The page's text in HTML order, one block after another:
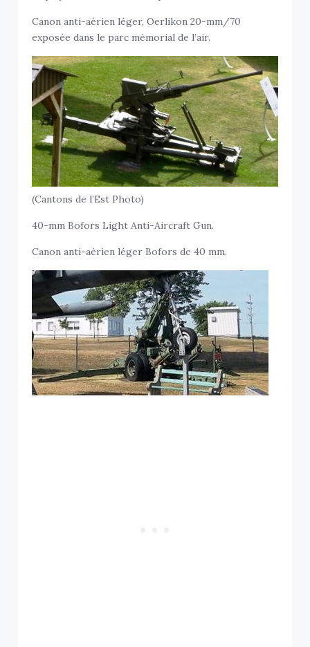
Canon anti-aérien léger, Oerlikon 20-mm/70
exposée dans le parc mémorial de l’air.
(Cantons de l’Est Photo)
40-mm Bofors Light Anti-Aircraft Gun.
Canon anti-aérien léger Bofors de 40 mm.